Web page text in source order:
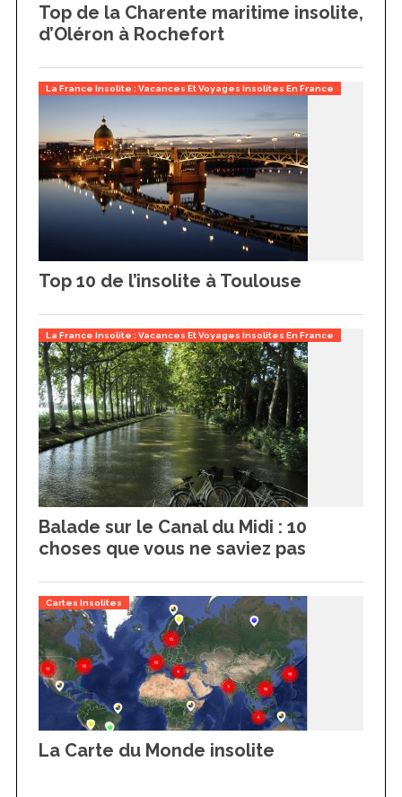
Top de la Charente maritime insolite,
d’Oléron à Rochefort
La France Insolite : Vacances Et Voyages Insolites En France
Top 10 de l’insolite à Toulouse
La France Insolite : Vacances Et Voyages Insolites En France
Balade sur le Canal du Midi : 10
choses que vous ne saviez pas
Cartes Insolites
La Carte du Monde insolite